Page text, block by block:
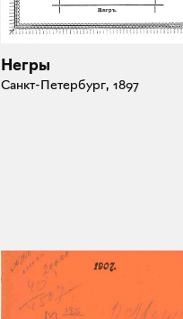
Негры
Санкт-Петербург, 1897